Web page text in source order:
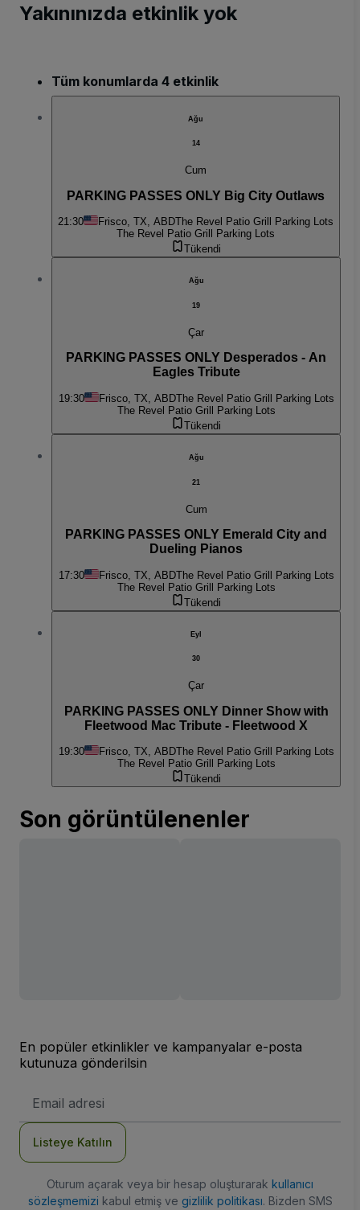
Yakınınızda etkinlik yok
Tüm konumlarda 4 etkinlik
Ağu
14
Cum
PARKING PASSES ONLY Big City Outlaws
21:30 Frisco, TX, ABDThe Revel Patio Grill Parking Lots
The Revel Patio Grill Parking Lots
Tükendi
Ağu
19
Çar
PARKING PASSES ONLY Desperados - An
Eagles Tribute
19:30 Frisco, TX, ABDThe Revel Patio Grill Parking Lots
The Revel Patio Grill Parking Lots
Tükendi
Ağu
21
Cum
PARKING PASSES ONLY Emerald City and
Dueling Pianos
17:30 Frisco, TX, ABDThe Revel Patio Grill Parking Lots
The Revel Patio Grill Parking Lots
Tükendi
Eyl
30
Çar
PARKING PASSES ONLY Dinner Show with
Fleetwood Mac Tribute - Fleetwood X
19:30 Frisco, TX, ABDThe Revel Patio Grill Parking Lots
The Revel Patio Grill Parking Lots
Tükendi
Son görüntülenenler
En popüler etkinlikler ve kampanyalar e-posta
kutunuza gönderilsin
posta
Listeye Katılın
Oturum açarak veya bir hesap oluşturarak kullanıcı
sözleşmemizi kabul etmiş ve gizlilik politikası. Bizden SMS